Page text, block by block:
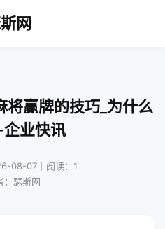
网
将赢牌的技巧_为什么
业快讯
08-07｜阅读：1
：瑟斯网